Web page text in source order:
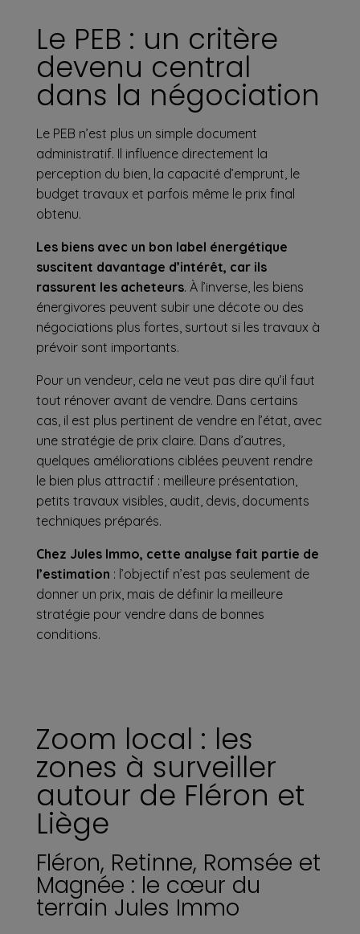
Le PEB : un critère
devenu central
dans la négociation
Le PEB n’est plus un simple document
administratif. Il influence directement la
perception du bien, la capacité d’emprunt, le
budget travaux et parfois même le prix final
obtenu.
Les biens avec un bon label énergétique
suscitent davantage d’intérêt, car ils
rassurent les acheteurs. À l’inverse, les biens
énergivores peuvent subir une décote ou des
négociations plus fortes, surtout si les travaux à
prévoir sont importants.
Pour un vendeur, cela ne veut pas dire qu’il faut
tout rénover avant de vendre. Dans certains
cas, il est plus pertinent de vendre en l’état, avec
une stratégie de prix claire. Dans d’autres,
quelques améliorations ciblées peuvent rendre
le bien plus attractif : meilleure présentation,
petits travaux visibles, audit, devis, documents
techniques préparés.
Chez Jules Immo, cette analyse fait partie de
l’estimation : l’objectif n’est pas seulement de
donner un prix, mais de définir la meilleure
stratégie pour vendre dans de bonnes
conditions.
Zoom local : les
zones à surveiller
autour de Fléron et
Liège
Fléron, Retinne, Romsée et
Magnée : le cœur du
terrain Jules Immo